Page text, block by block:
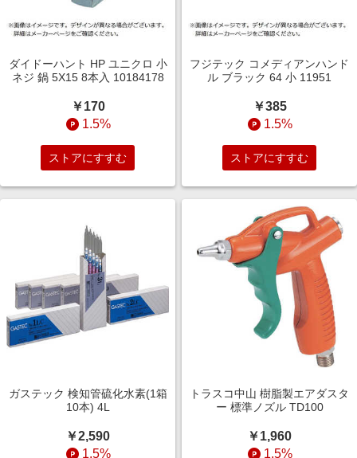
ダイドーハント HP ユニクロ 小
ネジ 鍋 5X15 8本入 10184178
￥170
1.5%
ストアにすすむ
フジテック コメディアンハンド
ル ブラック 64 小 11951
￥385
1.5%
ストアにすすむ
ガステック 検知管硫化水素(1箱
10本) 4L
￥2,590
1.5%
トラスコ中山 樹脂製エアダスタ
ー 標準ノズル TD100
￥1,960
1.5%